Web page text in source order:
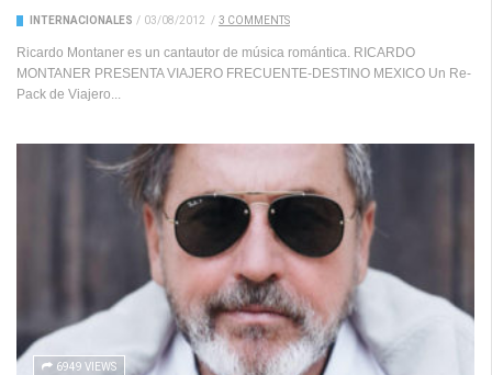
INTERNACIONALES / 03/08/2012 / 3 COMMENTS
Ricardo Montaner es un cantautor de música romántica. RICARDO
MONTANER PRESENTA VIAJERO FRECUENTE-DESTINO MEXICO Un Re-
Pack de Viajero...
6949 VIEWS